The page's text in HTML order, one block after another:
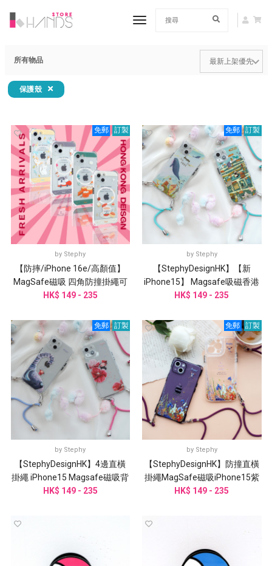
toggle navigation
所有物品
保護殼
免郵 訂製
by Stephy
【防摔/iPhone 16e/高顏值】
MagSafe磁吸 四角防撞掛繩可
拆手機殼
HK$ 149 - 235
免郵 訂製
by Stephy
【StephyDesignHK】【新
iPhone15】 Magsafe吸磁香港
特色插畫掛繩手機殼
HK$ 149 - 235
免郵 訂製
by Stephy
【StephyDesignHK】4邊直橫
掛繩 iPhone15 Magsafe磁吸背
帶手機殼 客製化
HK$ 149 - 235
免郵 訂製
by Stephy
【StephyDesignHK】防撞直橫
掛繩MagSafe磁吸iPhone15紫
色手機殼 【客製化】
HK$ 149 - 235